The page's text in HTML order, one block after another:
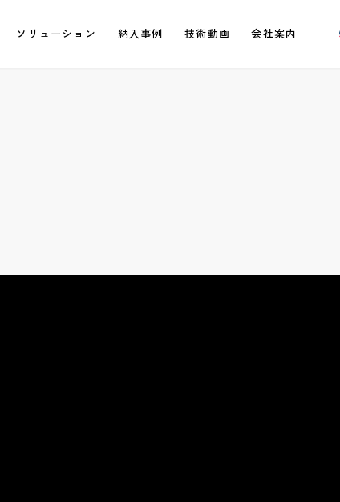
ソリューション 納入事例 技術動画 会社案内